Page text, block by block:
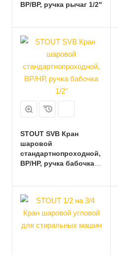
ВР/ВР, ручка рычаг 1/2"
STOUT SVB Кран
шаровой
стандартнопроходной,
ВР/НР, ручка бабочка